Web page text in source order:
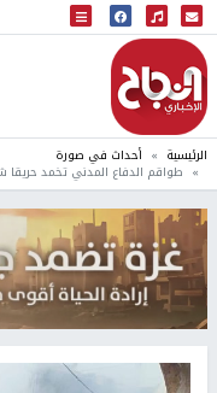
البث المباشر
إذاعة النجاح
الرئيسية أحداث في صورة
طواقم الدفاع المدني تخمد